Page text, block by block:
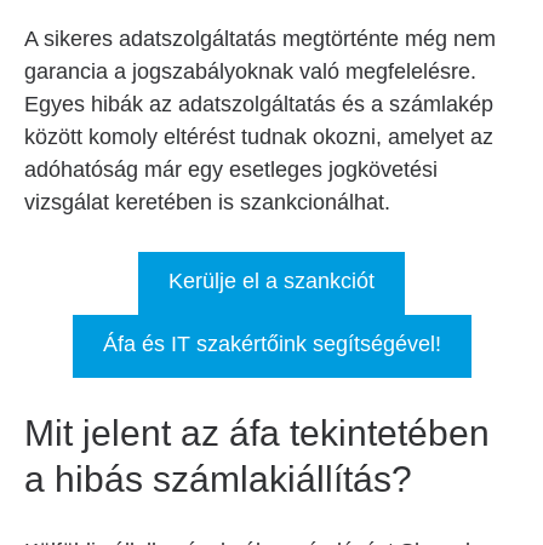
A sikeres adatszolgáltatás megtörténte még nem
garancia a jogszabályoknak való megfelelésre.
Egyes hibák az adatszolgáltatás és a számlakép
között komoly eltérést tudnak okozni, amelyet az
adóhatóság már egy esetleges jogkövetési
vizsgálat keretében is szankcionálhat.
Kerülje el a szankciót
Áfa és IT szakértőink segítségével!
Mit jelent az áfa tekintetében
a hibás számlakiállítás?